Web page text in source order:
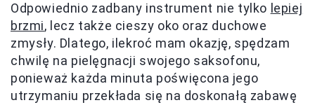
Odpowiednio zadbany instrument nie tylko lepiej
brzmi, lecz także cieszy oko oraz duchowe
zmysły. Dlatego, ilekroć mam okazję, spędzam
chwilę na pielęgnacji swojego saksofonu,
ponieważ każda minuta poświęcona jego
utrzymaniu przekłada się na doskonałą zabawę